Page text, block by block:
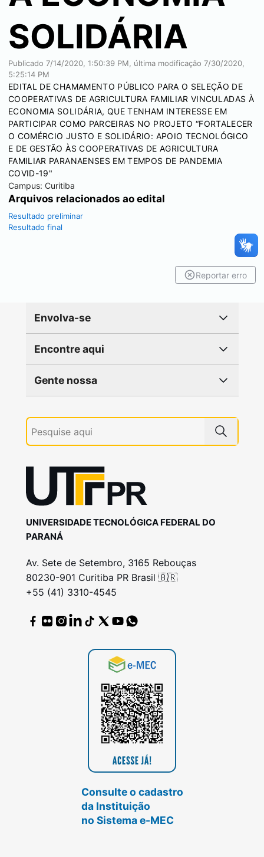
SOLIDÁRIA
Publicado 7/14/2020, 1:50:39 PM , última modificação 7/30/2020,
5:25:14 PM
EDITAL DE CHAMAMENTO PÚBLICO PARA O SELEÇÃO DE
COOPERATIVAS DE AGRICULTURA FAMILIAR VINCULADAS À
ECONOMIA SOLIDÁRIA, QUE TENHAM INTERESSE EM
PARTICIPAR COMO PARCEIRAS NO PROJETO “FORTALECER
O COMÉRCIO JUSTO E SOLIDÁRIO: APOIO TECNOLÓGICO
E DE GESTÃO ÀS COOPERATIVAS DE AGRICULTURA
FAMILIAR PARANAENSES EM TEMPOS DE PANDEMIA
COVID-19"
Campus: Curitiba
Arquivos relacionados ao edital
Resultado preliminar
Resultado final
Reportar erro
Envolva-se
Encontre aqui
Gente nossa
UNIVERSIDADE TECNOLÓGICA FEDERAL DO
PARANÁ
Av. Sete de Setembro, 3165 Rebouças
80230-901 Curitiba PR Brasil 🇧🇷
+55 (41) 3310-4545
Consulte o cadastro
da Instituição
no Sistema e-MEC